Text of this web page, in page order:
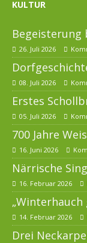
KULTUR
26. Juli 2026
08. Juli 2026
Erstes
05. Juli 2026
700 Jahre
16. Juni 2026
Närrische
16. Februar 2026
„Winterhauch
14. Februar 2026
Drei